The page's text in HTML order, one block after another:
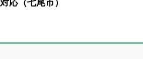
応（七尾市）